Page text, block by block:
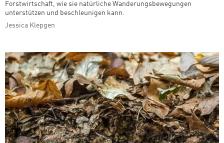
Forstwirtschaft, wie sie natürliche Wanderungsbewegungen
unterstützen und beschleunigen kann.
Jessica Klepgen